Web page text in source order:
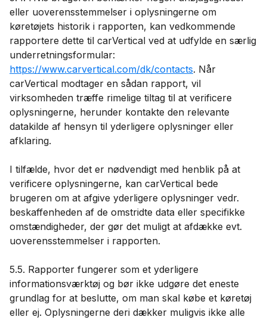
eller uoverensstemmelser i oplysningerne om
køretøjets historik i rapporten, kan vedkommende
rapportere dette til carVertical ved at udfylde en særlig
underretningsformular:
https://www.carvertical.com/dk/contacts. Når
carVertical modtager en sådan rapport, vil
virksomheden træffe rimelige tiltag til at verificere
oplysningerne, herunder kontakte den relevante
datakilde af hensyn til yderligere oplysninger eller
afklaring.
I tilfælde, hvor det er nødvendigt med henblik på at
verificere oplysningerne, kan carVertical bede
brugeren om at afgive yderligere oplysninger vedr.
beskaffenheden af ​​de omstridte data eller specifikke
omstændigheder, der gør det muligt at afdække evt.
uoverensstemmelser i rapporten.
5.5. Rapporter fungerer som et yderligere
informationsværktøj og bør ikke udgøre det eneste
grundlag for at beslutte, om man skal købe et køretøj
eller ej. Oplysningerne deri dækker muligvis ikke alle